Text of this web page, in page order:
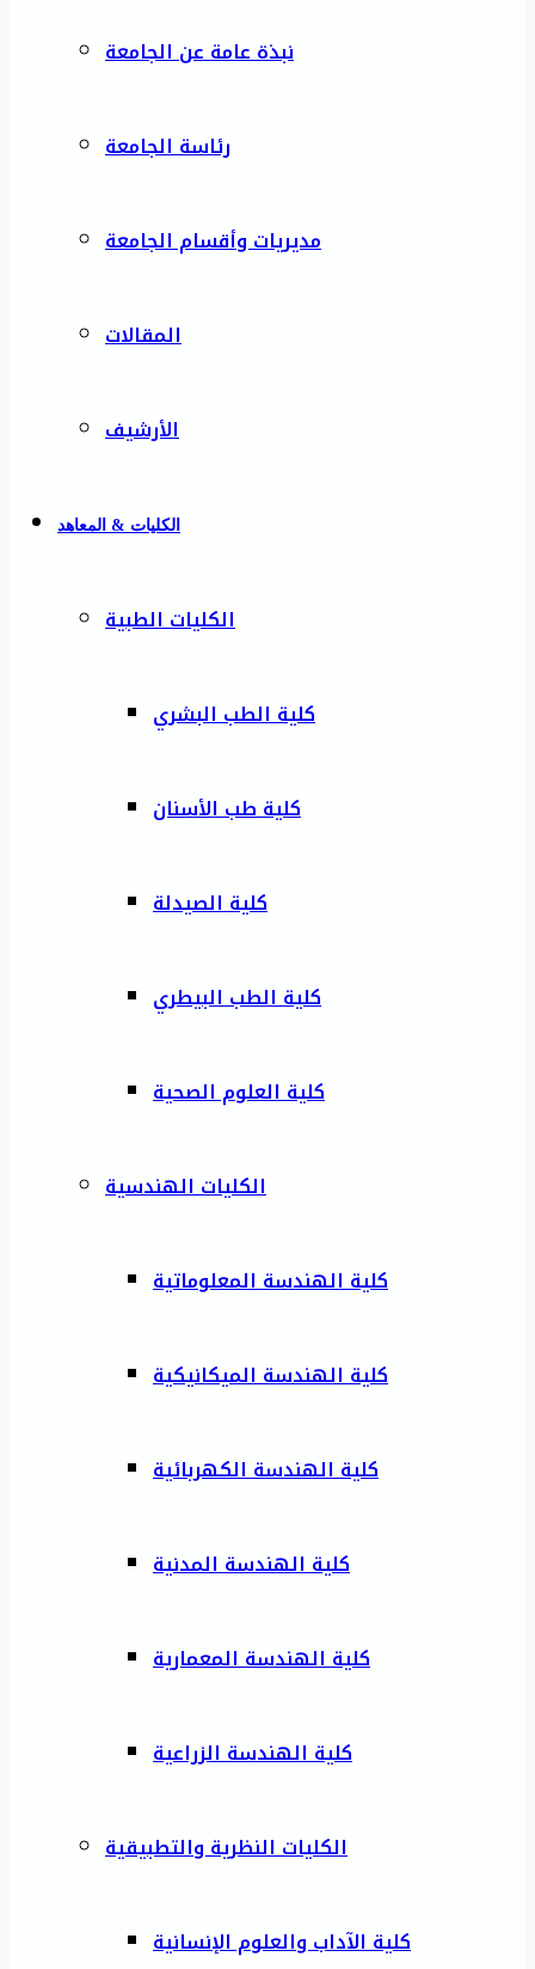
نبذة عامة عن الجامعة
رئاسة الجامعة
مديريات وأقسام الجامعة
المقالات
الأرشيف
الكليات & المعاهد
الكليات الطبية
كلية الطب البشري
كلية طب الأسنان
كلية الصيدلة
كلية الطب البيطري
كلية العلوم الصحية
الكليات الهندسية
كلية الهندسة المعلوماتية
كلية الهندسة الميكانيكية
كلية الهندسة الكهربائية
كلية الهندسة المدنية
كلية الهندسة المعمارية
كلية الهندسة الزراعية
الكليات النظرية والتطبيقية
كلية الآداب والعلوم الإنسانية